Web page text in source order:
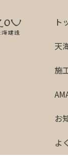
ト
天
施
お
よ